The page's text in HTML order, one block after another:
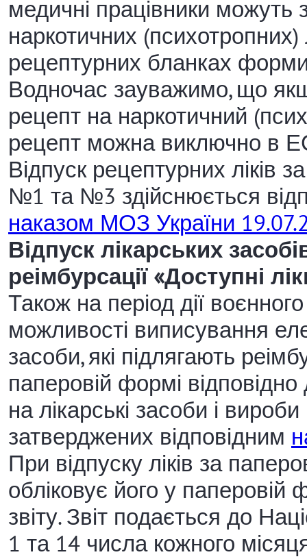
медичні працівники можуть
наркотичних
рецептурних бланках
Водночас зауважимо, що
рецепт на наркотичний
рецепт можна виключно в
Відпуск рецептурних
№1 та №3 здійснюється
наказом МОЗ України
Відпуск лікарських
реімбурсації «Доступні
Також на період дії воєнного
можливості виписування
засоби, які підлягають
паперовій формі
на лікарські засоби і
затверджених відповідним
При відпуску ліків за
обліковує його у
звіту. Звіт подається до
1 та 14 числа кожного